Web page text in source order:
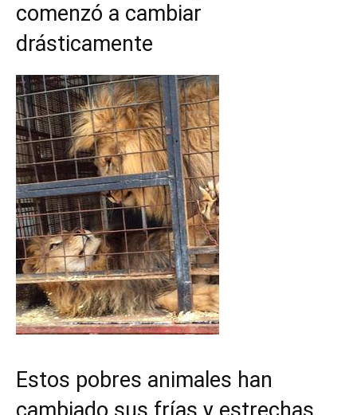
comenzó a cambiar
drásticamente
Estos pobres animales han